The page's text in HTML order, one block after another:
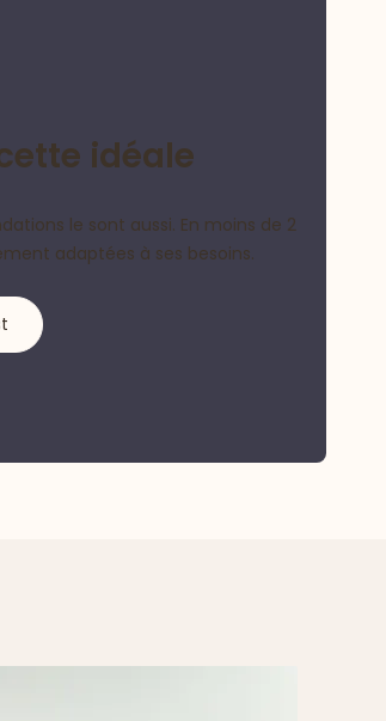
idéale
le sont aussi. En moins de 2
adaptées à ses besoins.